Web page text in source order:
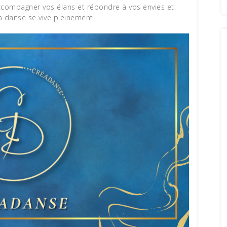
vos élans et répondre à vos envies et
danse se vive pleinement.